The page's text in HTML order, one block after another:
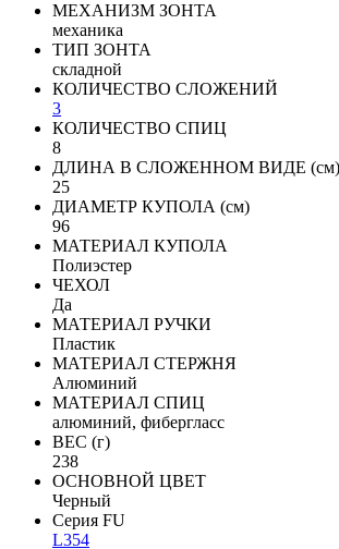
МЕХАНИЗМ ЗОНТА
механика
ТИП ЗОНТА
складной
КОЛИЧЕСТВО СЛОЖЕНИЙ
3
КОЛИЧЕСТВО СПИЦ
8
ДЛИНА В СЛОЖЕННОМ ВИДЕ (см)
25
ДИАМЕТР КУПОЛА (см)
96
МАТЕРИАЛ КУПОЛА
Полиэстер
ЧЕХОЛ
Да
МАТЕРИАЛ РУЧКИ
Пластик
МАТЕРИАЛ СТЕРЖНЯ
Алюминий
МАТЕРИАЛ СПИЦ
алюминий, фибергласс
ВЕС (г)
238
ОСНОВНОЙ ЦВЕТ
Черный
Серия FU
L354